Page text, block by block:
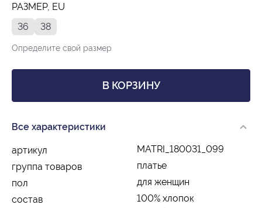
РАЗМЕР, EU
36
38
Определите свой размер
В КОРЗИНУ
Все характеристики
артикул
MATRI_180031_099
группа товаров
платье
пол
для женщин
состав
100% хлопок